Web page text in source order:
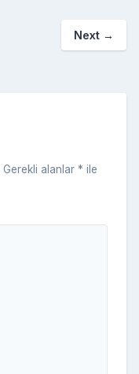
er
Next →
Gerekli alanlar * ile